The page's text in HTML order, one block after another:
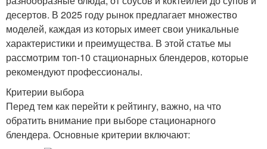
десертов. В 2025 году рынок предлагает множество
моделей, каждая из которых имеет свои уникальные
характеристики и преимущества. В этой статье мы
рассмотрим топ-10 стационарных блендеров, которые
рекомендуют профессионалы.
Критерии выбора
Перед тем как перейти к рейтингу, важно, на что
обратить внимание при выборе стационарного
блендера. Основные критерии включают: